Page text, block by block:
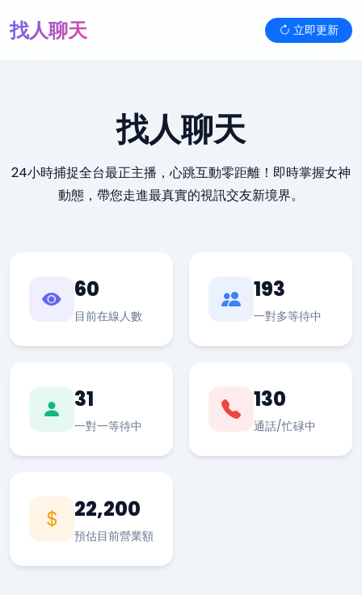
找人聊天 立即更新
找人聊天
24小時捕捉全台最正主播，心跳互動零距離！即時掌握女神
動態，帶您走進最真實的視訊交友新境界。
60
目前在線人數
193
一對多等待中
31
一對一等待中
130
通話/忙碌中
22,200
預估目前營業額